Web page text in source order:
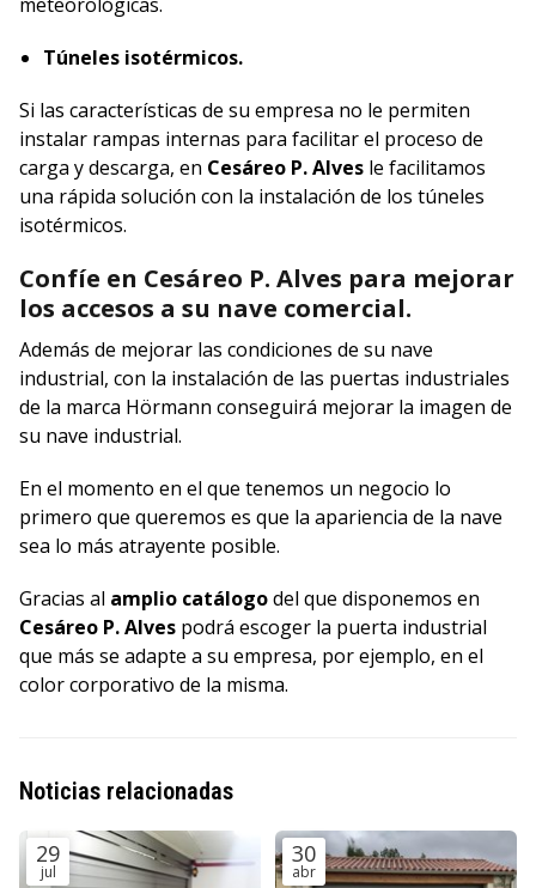
Túneles isotérmicos.
Si las características de su empresa no le permiten
instalar rampas internas para facilitar el proceso de
carga y descarga, en Cesáreo P. Alves le facilitamos
una rápida solución con la instalación de los túneles
isotérmicos.
Confíe en Cesáreo P. Alves para mejorar
los accesos a su nave comercial.
Además de mejorar las condiciones de su nave
industrial, con la instalación de las puertas industriales
de la marca Hörmann conseguirá mejorar la imagen de
su nave industrial.
En el momento en el que tenemos un negocio lo
primero que queremos es que la apariencia de la nave
sea lo más atrayente posible.
Gracias al amplio catálogodel que disponemos en
Cesáreo P. Alves podrá escoger la puerta industrial
que más se adapte a su empresa, por ejemplo, en el
color corporativo de la misma.
Noticias relacionadas
29
jul
30
abr